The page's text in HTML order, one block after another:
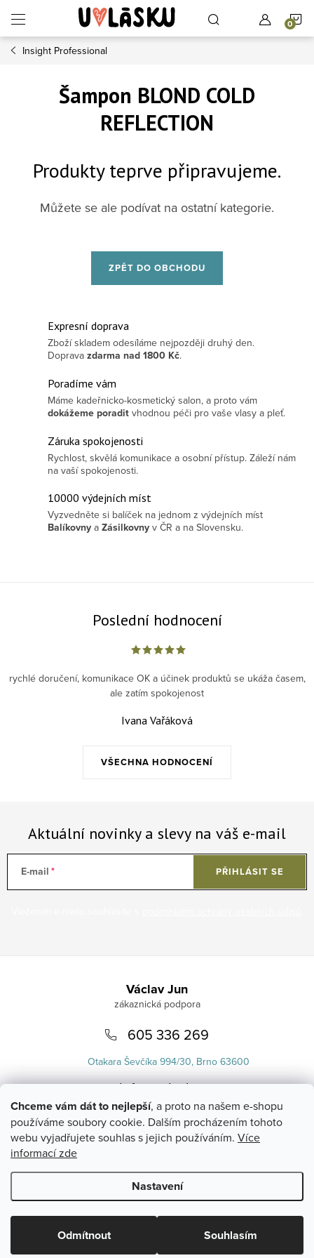
Chceme vám dát to nejlepší, a proto na našem e-shopu
používáme soubory cookie. Dalším procházením tohoto
webu vyjadřujete souhlas s jejich používáním. Více
informací zde
Nastavení
Odmítnout Souhlasím
Insight Professional
Šampon BLOND COLD
REFLECTION
Produkty teprve připravujeme.
Můžete se ale podívat na ostatní kategorie.
ZPĚT DO OBCHODU
Expresní doprava
Zboží skladem odesíláme nejpozději druhý den.
Doprava zdarma nad 1800 Kč.
Poradíme vám
Máme kadeřnicko-kosmetický salon, a proto vám
dokážeme poradit vhodnou péči pro vaše vlasy a pleť.
Záruka spokojenosti
Rychlost, skvělá komunikace a osobní přístup. Záleží nám
na vaší spokojenosti.
10000 výdejních míst
Vyzvedněte si balíček na jednom z výdejních míst
Balíkovny a Zásilkovny v ČR a na Slovensku.
Poslední hodnocení
VŠECHNA HODNOCENÍ
rychlé doručení, komunikace OK a účinek produktů se ukáža časem,
ale zatím spokojenost
Ivana Vařáková
Aktuální novinky a slevy na váš e-mail
E-mail PŘIHLÁSIT SE
Václav Jun
605 336 269
Otakara Ševčíka 994/30, Brno 63600
info@uvlasku.cz
Copyright 2026UVlásku.cz. Všechna práva vyhrazena.Upravit
nastavení cookies